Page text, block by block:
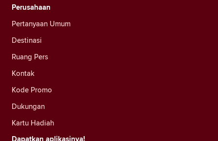
Perusahaan
Pertanyaan Umum
Destinasi
Ruang Pers
Kontak
Kode Promo
Dukungan
Kartu Hadiah